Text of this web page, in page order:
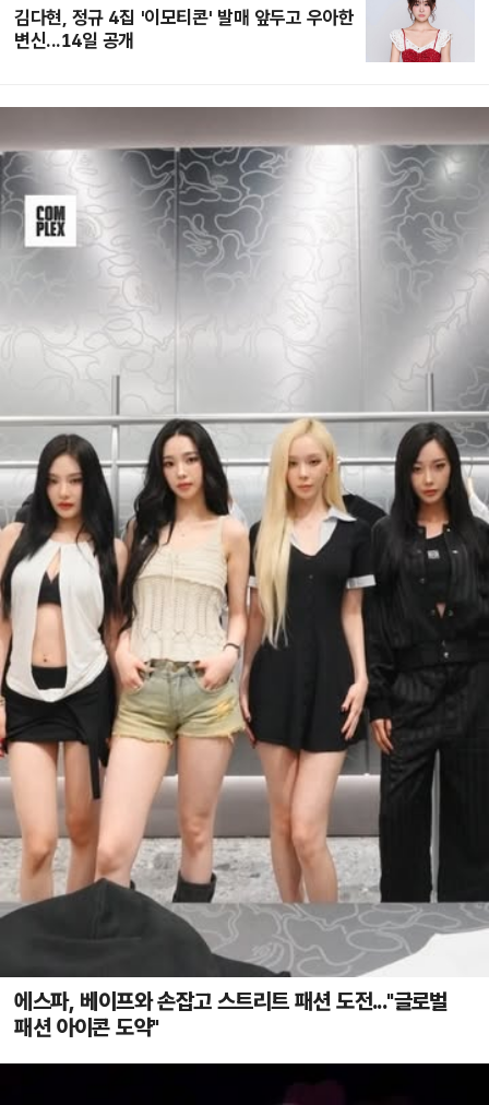
김다현, 정규 4집 '이모티콘' 발매 앞두고 우아한
변신...14일 공개
에스파, 베이프와 손잡고 스트리트 패션 도전..."글로벌
패션 아이콘 도약"